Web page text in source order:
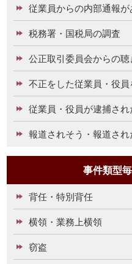
従業員からの内部通報が
税務署・国税局の調査
公正取引委員会からの聴
不正をした従業員・役
従業員・役員が逮捕され
報道されそう・報道さ
事件類型
背任・特別背任
横領・業務上横領
窃盗